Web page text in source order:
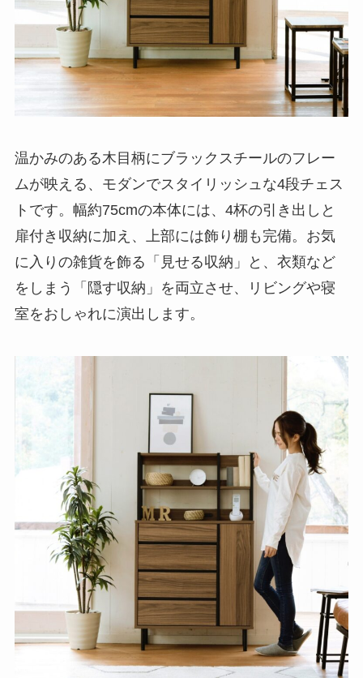
温かみのある木目柄にブラックスチールのフレー
ムが映える、モダンでスタイリッシュな4段チェス
トです。幅約75cmの本体には、4杯の引き出しと
扉付き収納に加え、上部には飾り棚も完備。お気
に入りの雑貨を飾る「見せる収納」と、衣類など
をしまう「隠す収納」を両立させ、リビングや寝
室をおしゃれに演出します。